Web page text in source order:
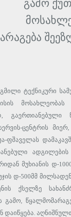
გამო
ტექნიკური
მოსახლეობას
გაერთიანებული
ცენტრის მიერ,
ფშაველას
ადგილების
მუხიანის დ-
დ-500მმ
ქსელზე
გამო,
დაიწყება.